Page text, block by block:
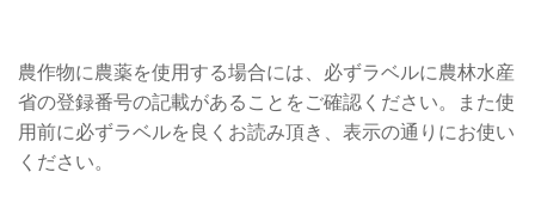
農作物に農薬を使用する場合には、必ずラベルに農林水産
省の登録番号の記載があることをご確認ください。また使
用前に必ずラベルを良くお読み頂き、表示の通りにお使い
ください。